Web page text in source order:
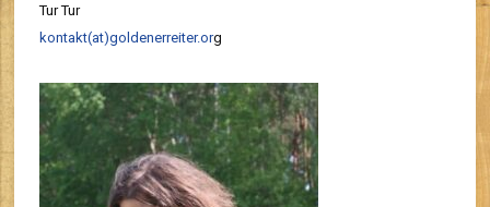
Tur Tur
kontakt(at)goldenerreiter.org